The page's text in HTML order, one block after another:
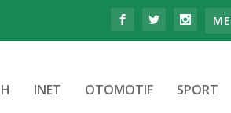
INET OTOMOTIF SPORT